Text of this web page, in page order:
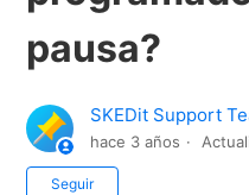
pausa?
SKEDit Support
hace 3 años
Seguir